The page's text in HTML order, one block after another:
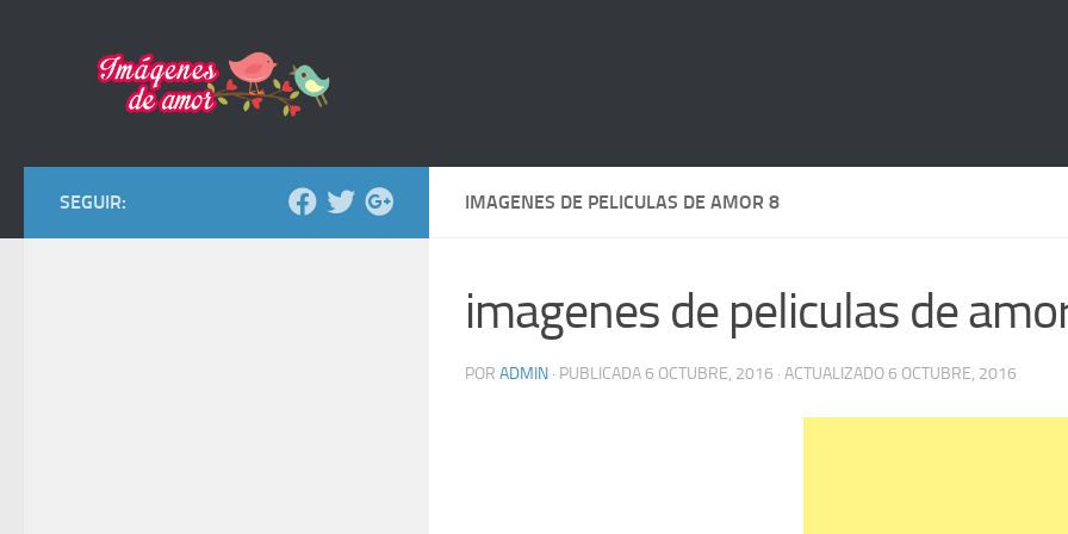
IMAGENES DE PELICULAS DE AMOR 8
imagenes de peliculas de
POR ADMIN · PUBLICADA6 OCTUBRE, 2016 · ACTUALIZADO6 OCTUBRE, 2016
SEGUIR: